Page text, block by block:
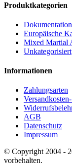
Produktkategorien
Dokumentation
Europäische
Mixed Martial
Unkategorisiert
Informationen
Zahlungsarten
AGB
Datenschutz
Impressum
© Copyright 2004 -
vorbehalten.